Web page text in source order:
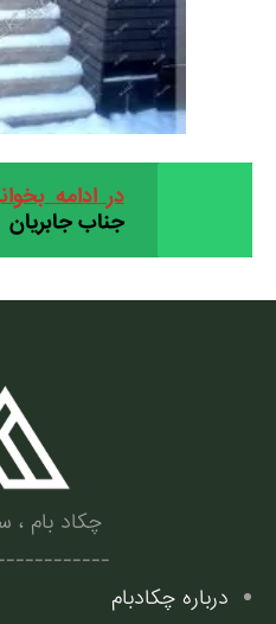
در ادامه
جناب جابریان
چکاد بام ،
درباره چکادبام